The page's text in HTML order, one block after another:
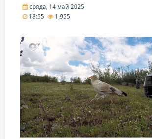
сряда, 14 май 2025
18:55
1,955